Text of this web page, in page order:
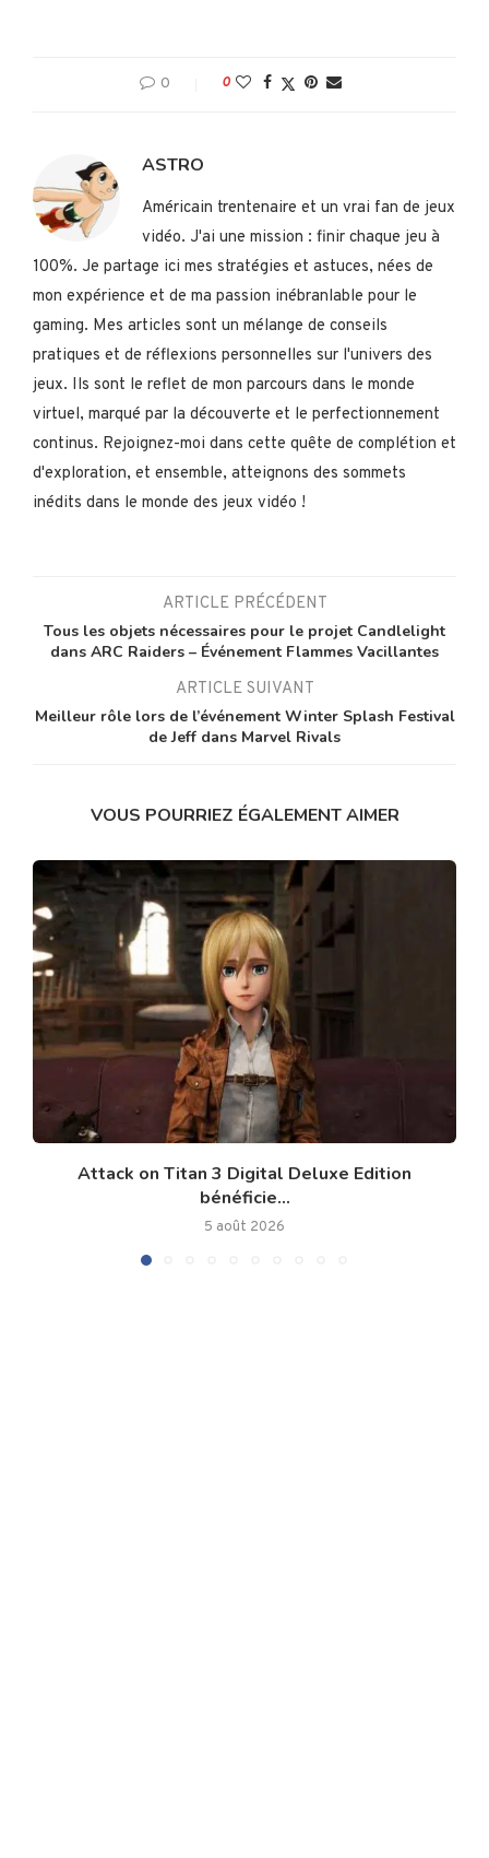
0 0
ASTRO
Américain trentenaire et un vrai fan de jeux
vidéo. J'ai une mission : finir chaque jeu à
100%. Je partage ici mes stratégies et astuces, nées de
mon expérience et de ma passion inébranlable pour le
gaming. Mes articles sont un mélange de conseils
pratiques et de réflexions personnelles sur l'univers des
jeux. Ils sont le reflet de mon parcours dans le monde
virtuel, marqué par la découverte et le perfectionnement
continus. Rejoignez-moi dans cette quête de complétion et
d'exploration, et ensemble, atteignons des sommets
inédits dans le monde des jeux vidéo !
ARTICLE PRÉCÉDENT
Tous les objets nécessaires pour le projet Candlelight
dans ARC Raiders – Événement Flammes Vacillantes
ARTICLE SUIVANT
Meilleur rôle lors de l’événement Winter Splash Festival
de Jeff dans Marvel Rivals
VOUS POURRIEZ ÉGALEMENT AIMER
Attack on Titan 3 Digital Deluxe Edition
bénéficie...
5 août 2026